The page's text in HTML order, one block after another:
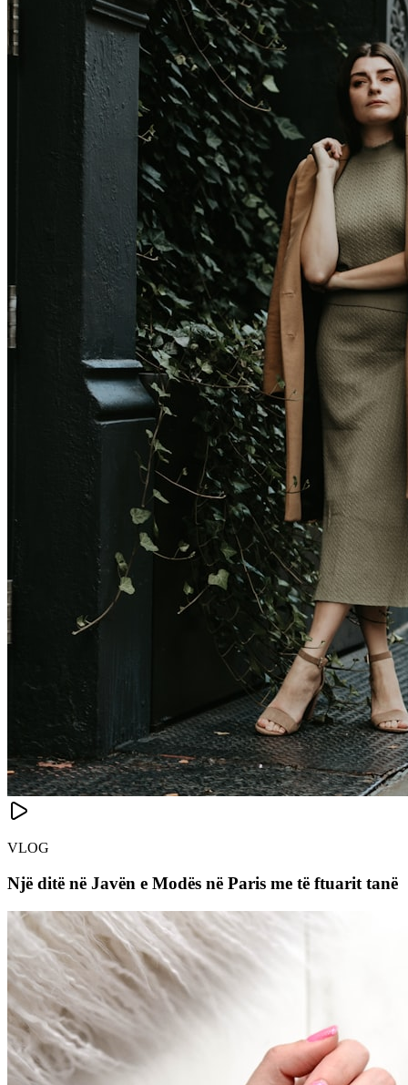
VLOG
Një ditë në Javën e Modës në Paris me të ftuarit tanë